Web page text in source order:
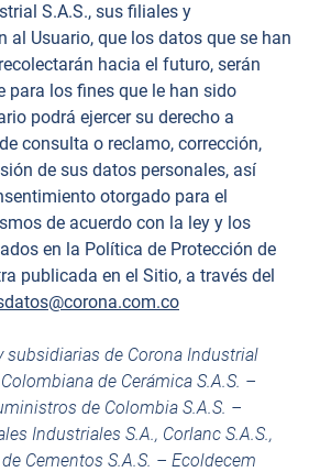
S.A.S., sus filiales y
al Usuario, que los datos que se han
hacia el futuro, serán
para los fines que le han sido
podrá ejercer su derecho a
consulta o reclamo, corrección,
de sus datos personales, así
otorgado para el
de acuerdo con la ley y los
en la Política de Protección de
publicada en el Sitio, a través del
subsidiarias de Corona Industrial
de Cerámica S.A.S. –
de Colombia S.A.S. –
Industriales S.A., Corlanc S.A.S.,
Cementos S.A.S. – Ecoldecem